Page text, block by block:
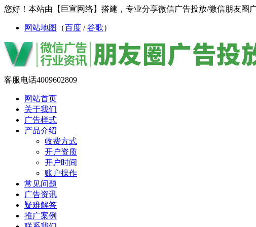
您好！本站由【巨宣网络】搭建，专业分享微信广告投放/微信朋友圈
网站地图 （百度 /谷歌）
客服电话4009602809
网站首页
关于我们
广告样式
产品介绍
收费方式
开户资质
开户时间
账户操作
常见问题
广告资讯
疑难解答
推广案例